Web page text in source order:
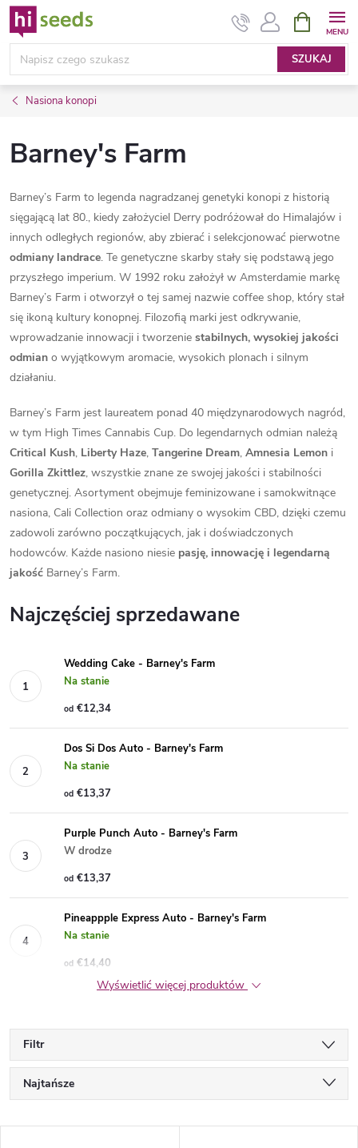
Przejść
do
treści
SZUKAJ
KOSZYK
Nasiona konopi
Barney's Farm
Barney’s Farm to legenda nagradzanej genetyki konopi z historią
sięgającą lat 80., kiedy założyciel Derry podróżował do Himalajów i
innych odległych regionów, aby zbierać i selekcjonować pierwotne
odmiany landrace. Te genetyczne skarby stały się podstawą jego
przyszłego imperium. W 1992 roku założył w Amsterdamie markę
Barney’s Farm i otworzył o tej samej nazwie coffee shop, który stał
się ikoną kultury konopnej. Filozofią marki jest odkrywanie,
wprowadzanie innowacji i tworzenie stabilnych, wysokiej jakości
odmian o wyjątkowym aromacie, wysokich plonach i silnym
działaniu.
Barney’s Farm jest laureatem ponad 40 międzynarodowych nagród,
w tym High Times Cannabis Cup. Do legendarnych odmian należą
Critical Kush, Liberty Haze, Tangerine Dream, Amnesia Lemon i
Gorilla Zkittlez, wszystkie znane ze swojej jakości i stabilności
genetycznej. Asortyment obejmuje feminizowane i samokwitnące
nasiona, Cali Collection oraz odmiany o wysokim CBD, dzięki czemu
zadowoli zarówno początkujących, jak i doświadczonych
hodowców. Każde nasiono niesie pasję, innowację i legendarną
jakość Barney’s Farm.
Najczęściej sprzedawane
Wedding Cake - Barney's Farm
Na stanie
od €12,34
Dos Si Dos Auto - Barney's Farm
Na stanie
od €13,37
Purple Punch Auto - Barney's Farm
W drodze
od €13,37
Pineappple Express Auto - Barney's Farm
Na stanie
od €14,40
Wyświetlić więcej produktów
Filtr
S
o
Najtańsze